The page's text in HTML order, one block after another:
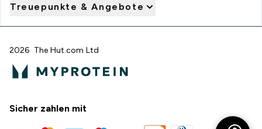
Treuepunkte & Angebote
2026 The Hut.com Ltd
Sicher zahlen mit